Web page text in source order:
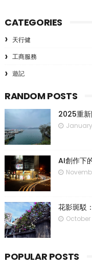
CATEGORIES
天行健
工商服務
遊記
RANDOM POSTS
2025重
AI創作下
花影斑駁
October
POPULAR POSTS